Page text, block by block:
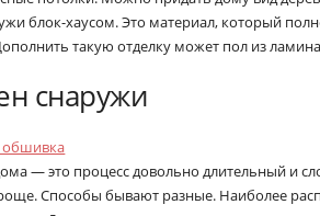
блок-хаусом. Это материал, который
такую отделку может пол из
снаружи
— это процесс довольно длительный и
Способы бывают разные. Наиболее